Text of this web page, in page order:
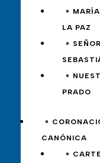
∘
LA PAZ
∘
∘
PRADO
∘
CANÓNICA
∘